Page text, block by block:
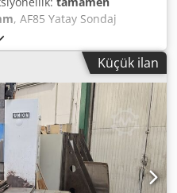
, AF85 Yatay Sondaj
1000 mm Mil koniği:
Mil taşıyıcısının sehpa
1000 mm Tabla
mm Cedpfx Aozriktslrsha
Paket içeriği: Ayar plakası,
Küçük ilan